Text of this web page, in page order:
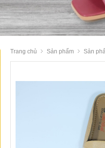
Trang chủ Sản phẩm Sản